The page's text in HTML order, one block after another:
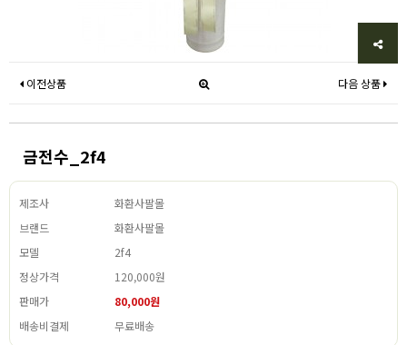
이전상품 다음 상품
금전수_2f4
제조사
화환사팔몰
브랜드
화환사팔몰
모델
2f4
정상가격
120,000원
판매가
80,000원
배송비결제
무료배송